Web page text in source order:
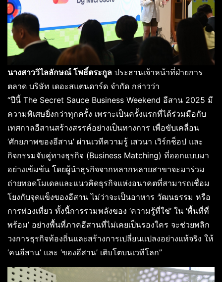
นางสาววิไลลักษณ์ โพธิ์ตระกูล ประธานเจ้าหน้าที่ฝ่ายการ
ตลาด บริษัท เดอะสแตนดาร์ด จำกัด กล่าวว่า
“ปีนี้ The Secret Sauce Business Weekend อีสาน 2025 มี
ความพิเศษยิ่งกว่าทุกครั้ง เพราะเป็นครั้งแรกที่ได้ร่วมมือกับ
เทศกาลอีสานสร้างสรรค์อย่างเป็นทางการ เพื่อขับเคลื่อน
‘ศักยภาพของอีสาน’ ผ่านเวทีความรู้ เสวนา เวิร์กช็อป และ
กิจกรรมจับคู่ทางธุรกิจ (Business Matching) ที่ออกแบบมา
อย่างเข้มข้น โดยผู้นำธุรกิจจากหลากหลายสาขาจะมาร่วม
ถ่ายทอดโมเดลและแนวคิดธุรกิจแห่งอนาคตที่สามารถเชื่อม
โยงกับจุดแข็งของอีสาน ไม่ว่าจะเป็นอาหาร วัฒนธรรม หรือ
การท่องเที่ยว ทั้งนี้การรวมพลังของ ‘ความรู้ที่ใช่’ ใน ‘พื้นที่ที่
พร้อม’ อย่างพื้นที่ภาคอีสานที่ไม่เคยเป็นรองใคร จะช่วยพลิก
วงการธุรกิจท้องถิ่นและสร้างการเปลี่ยนแปลงอย่างแท้จริง ให้
‘คนอีสาน’ และ ‘ของอีสาน’ เติบโตบนเวทีโลก”